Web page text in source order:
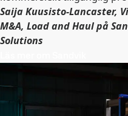
Saija Kuusisto-Lancaster,
M&A, Load and Haul på
Solutions